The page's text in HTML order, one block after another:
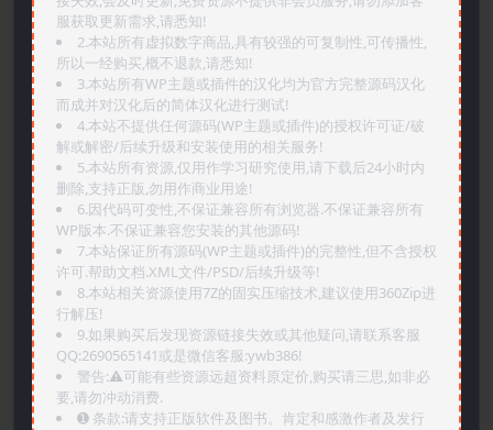
服获取更新需求,请悉知!
2.本站所有虚拟数字商品,具有较强的可复制性,可传播性,
所以一经购买,概不退款,请悉知!
3.本站所有WP主题或插件的汉化均为官方完整源码汉化
而成并对汉化后的简体汉化进行测试!
4.本站不提供任何源码(WP主题或插件)的授权许可证/破
解或解密/后续升级和安装使用的相关服务!
5.本站所有资源,仅用作学习研究使用,请下载后24小时内
删除,支持正版,勿用作商业用途!
6.因代码可变性,不保证兼容所有浏览器.不保证兼容所有
WP版本.不保证兼容您安装的其他源码!
7.本站保证所有源码(WP主题或插件)的完整性,但不含授权
许可.帮助文档.XML文件/PSD/后续升级等!
8.本站相关资源使用7Z的固实压缩技术,建议使用360Zip进
行解压!
9.如果购买后发现资源链接失效或其他疑问,请联系客服
QQ:2690565141或是微信客服:ywb386!
警告:⚠️可能有些资源远超资料原定价,购买请三思,如非必
要,请勿冲动消费.
➊️ 条款:请支持正版软件及图书。肯定和感激作者及发行